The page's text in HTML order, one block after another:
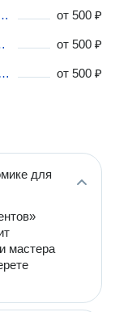
с репетитором в Омской области от 500 ₽
в Омской области от 500 ₽
Занятие по микроэкономике с репетитором в Омской области от 500 ₽
для
мастера